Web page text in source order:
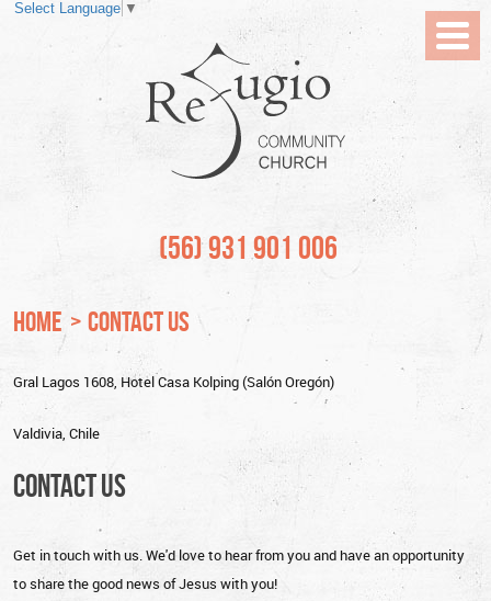
Select Language ▼
(56) 931 901 006
Menu
HOME CONTACT US
Gral Lagos 1608, Hotel Casa Kolping (Salón Oregón)
Valdivia, Chile
CONTACT US
Get in touch with us. We'd love to hear from you and have an opportunity
to share the good news of Jesus with you!